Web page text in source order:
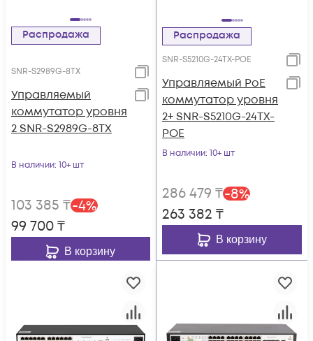
Распродажа
SNR-S2989G-8TX
Управляемый
коммутатор уровня
2 SNR-S2989G-8TX
В наличии: 10+ шт
103 385 ₸-4%
99 700₸
В корзину
Распродажа
SNR-S5210G-24TX-POE
Управляемый PoE
коммутатор уровня
2+ SNR-S5210G-24TX-
POE
В наличии: 10+ шт
286 479 ₸-8%
263 382 ₸
В корзину